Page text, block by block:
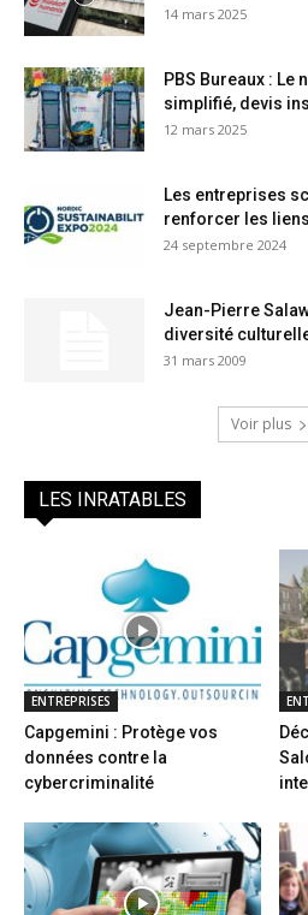
14 mars 2025
PBS Bureaux : Le
simplifié, devis
12 mars 2025
Les entreprises
renforcer les
24 septembre 2024
Jean-Pierre
diversité
31 mars 2009
Voir plus
LES INRATABLES
ENTREPRISES
Capgemini : Protège vos
données contre la
cybercriminalité